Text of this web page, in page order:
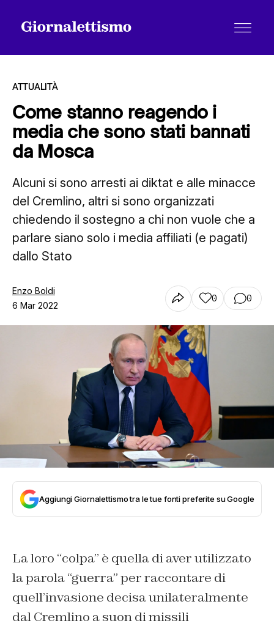
Tutti gli articoli
Chi siamo
Contatti
ATTUALITÀ
Come stanno reagendo i
media che sono stati bannati
da Mosca
Alcuni si sono arresti ai diktat e alle minacce
del Cremlino, altri si sono organizzati
chiedendo il sostegno a chi non vuole che a
parlare siano solo i media affiliati (e pagati)
dallo Stato
Enzo Boldi
6 Mar 2022
0 0
Aggiungi Giornalettismo tra le tue fonti preferite su Google
La loro “colpa” è quella di aver utilizzato
la parola “guerra” per raccontare di
quell’invasione decisa unilateralmente
dal Cremlino a suon di missili